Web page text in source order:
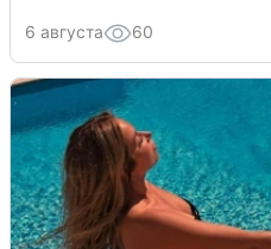
6 августа 60